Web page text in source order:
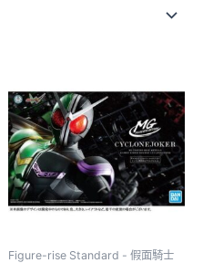
Figure-rise Standard - 假面騎士